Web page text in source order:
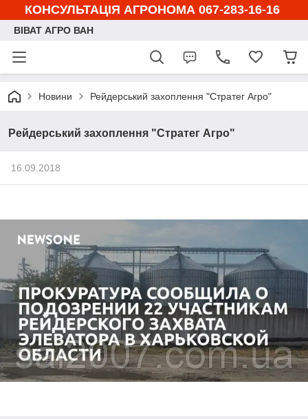
КОНСУЛЬТАЦІЯ АГРОНОМА 067-283-16-16
ВІВАТ АГРО ВАН
Новини Рейдерський захоплення "Стратег Агро"
Рейдерський захоплення "Стратег Агро"
16.09.2018